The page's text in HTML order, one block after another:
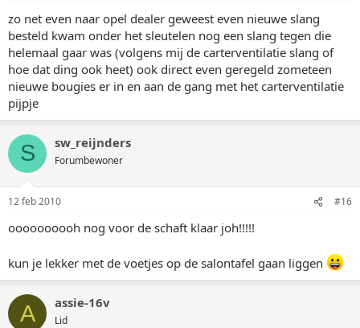
zo net even naar opel dealer geweest even nieuwe slang
besteld kwam onder het sleutelen nog een slang tegen die
helemaal gaar was (volgens mij de carterventilatie slang of
hoe dat ding ook heet) ook direct even geregeld zometeen
nieuwe bougies er in en aan de gang met het carterventilatie
pijpje
S sw_reijnders
Forumbewoner
12 feb 2010 #16
oooooooooh nog voor de schaft klaar joh!!!!!
kun je lekker met de voetjes op de salontafel gaan liggen
A assie-16v
Lid